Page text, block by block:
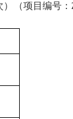
（项目编号：